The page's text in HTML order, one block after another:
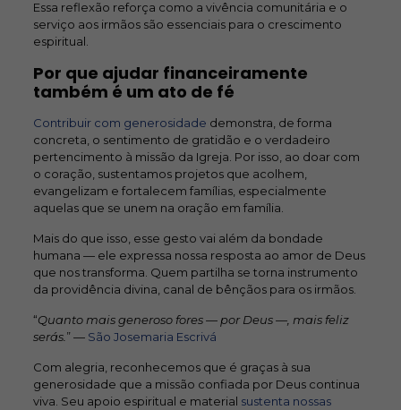
Essa reflexão reforça como a vivência comunitária e o
serviço aos irmãos são essenciais para o crescimento
espiritual.
Por que ajudar financeiramente
também é um ato de fé
Contribuir com generosidade demonstra, de forma
concreta, o sentimento de gratidão e o verdadeiro
pertencimento à missão da Igreja. Por isso, ao doar com
o coração, sustentamos projetos que acolhem,
evangelizam e fortalecem famílias, especialmente
aquelas que se unem na oração em família.
Mais do que isso, esse gesto vai além da bondade
humana — ele expressa nossa resposta ao amor de Deus
que nos transforma. Quem partilha se torna instrumento
da providência divina, canal de bênçãos para os irmãos.
“Quanto mais generoso fores — por Deus —, mais feliz
serás. ” — São Josemaria Escrivá
Com alegria, reconhecemos que é graças à sua
generosidade que a missão confiada por Deus continua
viva. Seu apoio espiritual e material sustenta nossas